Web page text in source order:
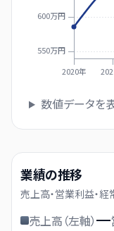
550万円
600万円
2020年
数値データを
業績の推移
売上高・営業利益・経
売上高（左軸）